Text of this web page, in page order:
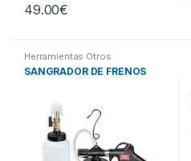
49.00€
Herramientas Otros
SANGRADOR DE FRENOS